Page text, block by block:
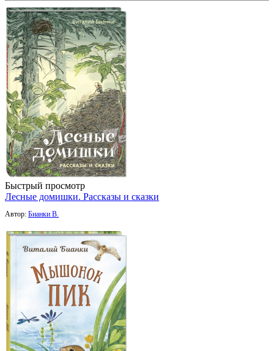
Быстрый просмотр
Лесные домишки. Рассказы и сказки
Автор: Бианки В.